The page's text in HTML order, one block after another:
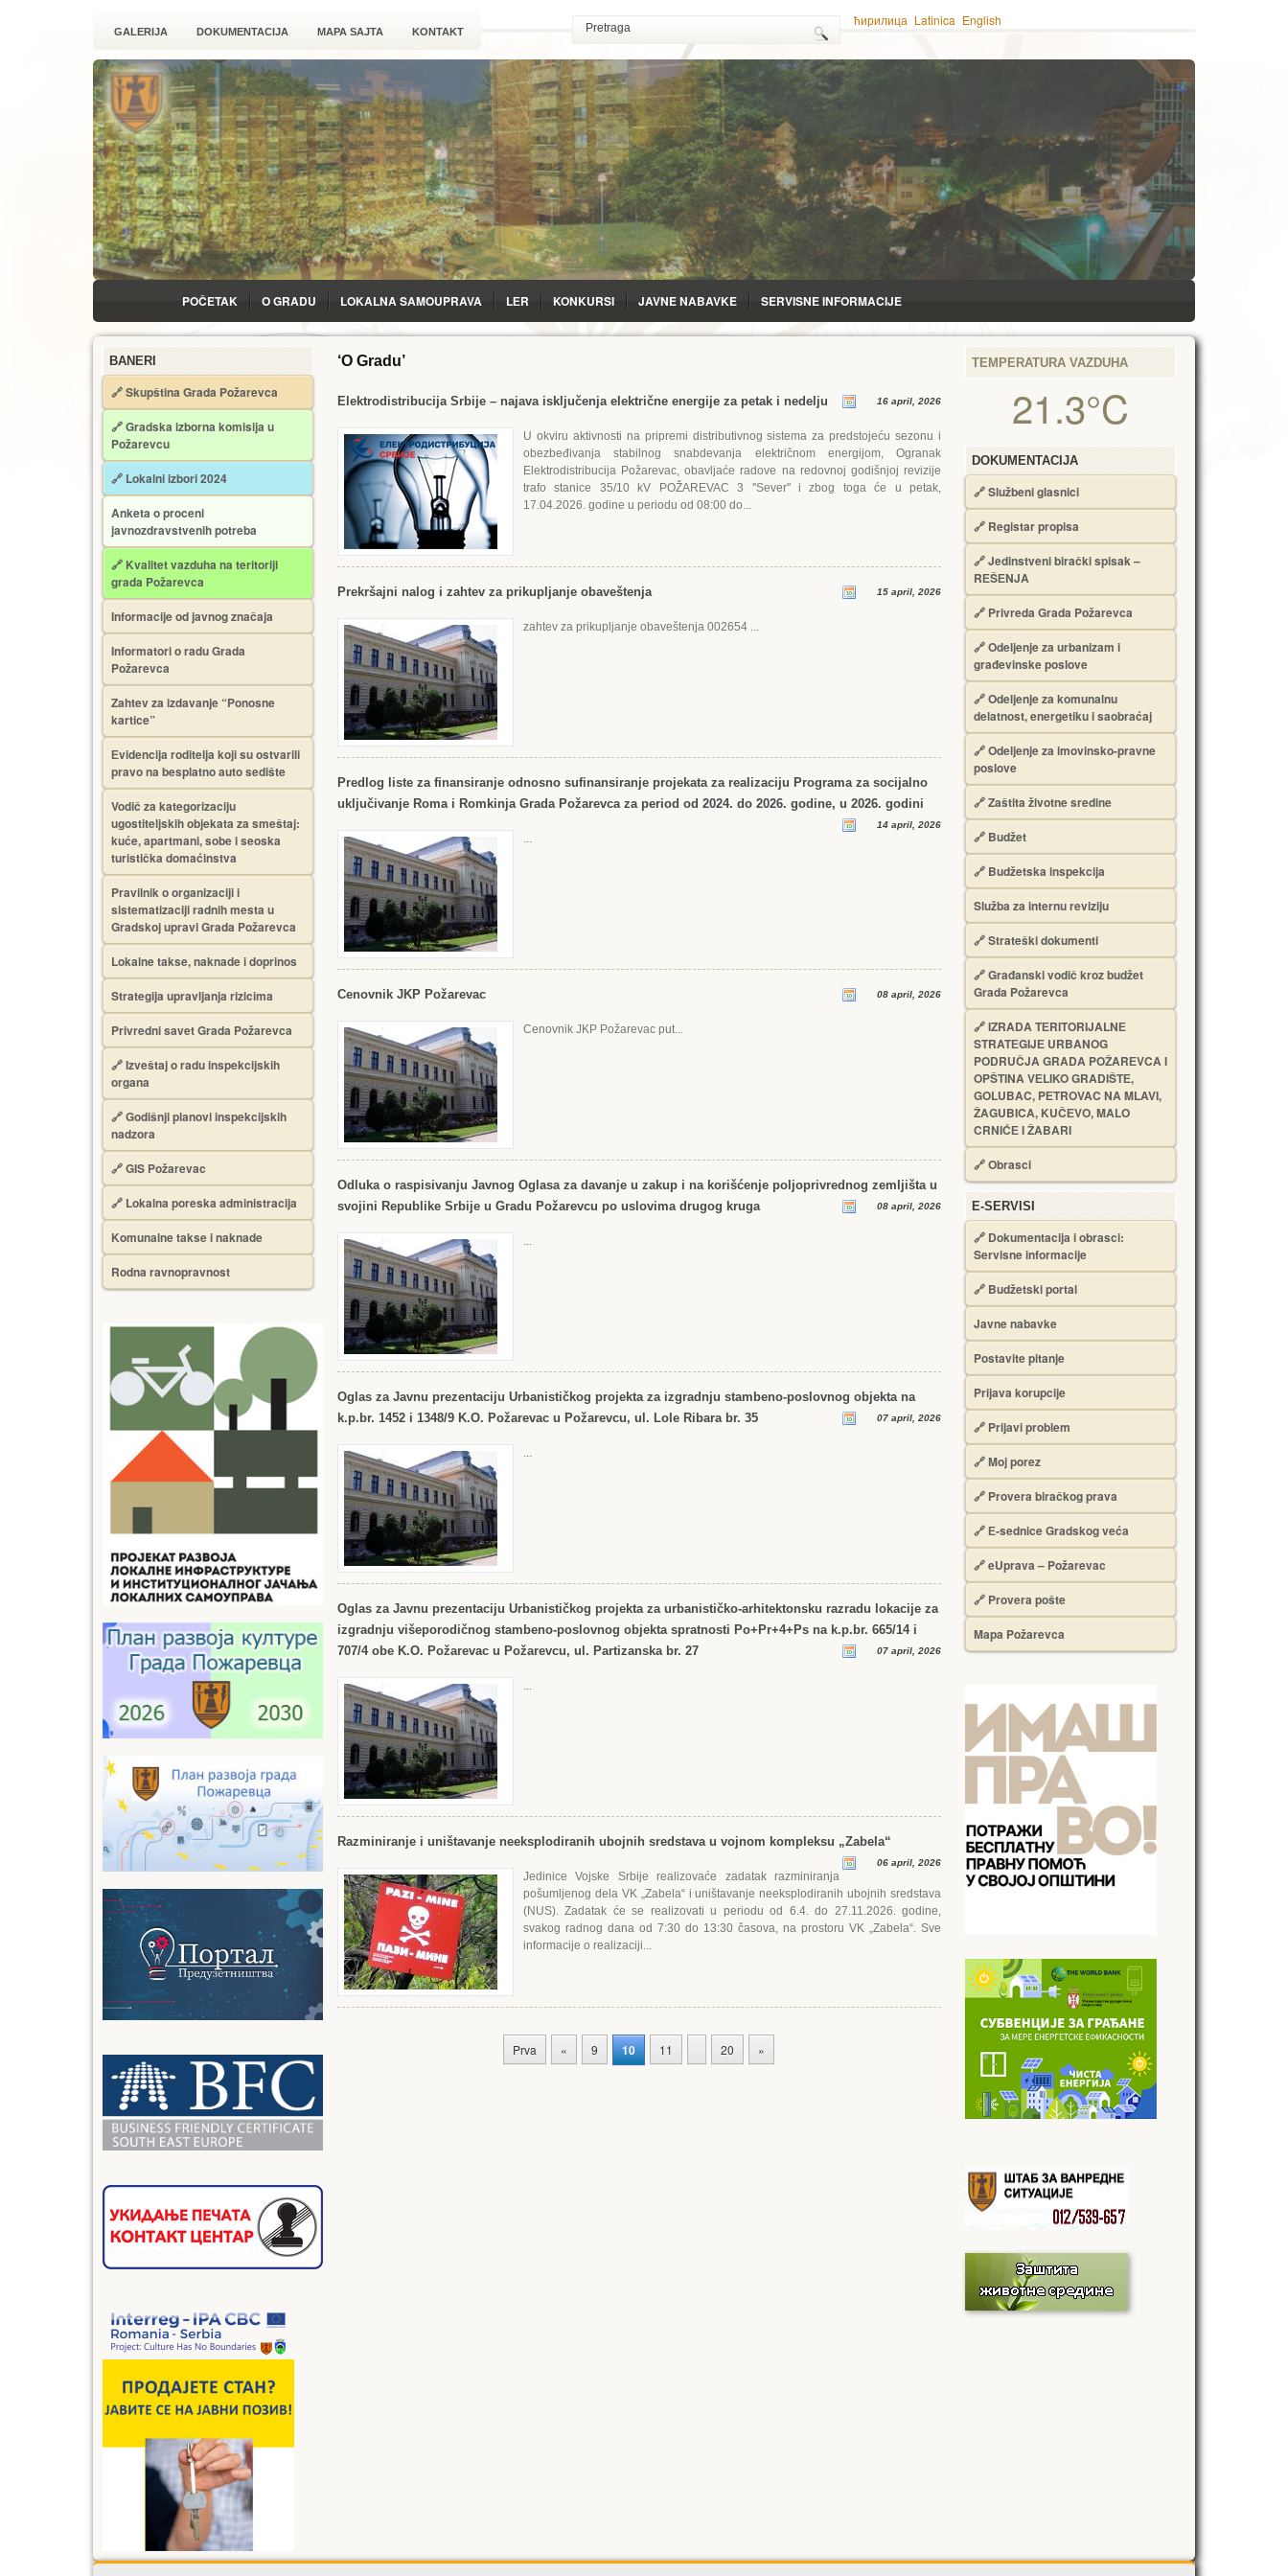
GALERIJA DOKUMENTACIJA MAPA SAJTA KONTAKT
ћирилица Latinica English
POČETAK O GRADU LOKALNA SAMOUPRAVA LЕR KONKURSI JAVNE NABAVKE SERVISNE INFORMACIJE
BANERI
🔗 Skupština Grada Požarevca
🔗Gradska izborna komisija u
Požarevcu
🔗 Lokalni izbori 2024
Anketa o proceni
javnozdravstvenih potreba
🔗 Kvalitet vazduha na teritoriji
grada Požarevca
Informacije od javnog značaja
Informatori o radu Grada
Požarevca
Zahtev za izdavanje “Ponosne
kartice”
Еvidencija roditelja koji su ostvarili
pravo na besplatno auto sedište
Vodič za kategorizaciju
ugostiteljskih objekata za smeštaj:
kuće, apartmani, sobe i seoska
turistička domaćinstva
Pravilnik o organizaciji i
sistematizaciji radnih mesta u
Gradskoj upravi Grada Požarevca
Lokalne takse, naknade i doprinos
Strategija upravljanja rizicima
Privredni savet Grada Požarevca
🔗Izveštaj o radu inspekcijskih
organa
🔗Godišnji planovi inspekcijskih
nadzora
🔗 GIS Požarevac
🔗 Lokalna poreska administracija
Komunalne takse i naknade
Rodna ravnopravnost
‘O Gradu’
Еlektrodistribucija Srbije – najava isključenja električne energije za petak i nedelju 16 april, 2026
U okviru aktivnosti na pripremi distributivnog sistema za predstojeću sezonu i
obezbeđivanja stabilnog snabdevanja električnom energijom, Ogranak
Еlektrodistribucija Požarevac, obavljaće radove na redovnoj godišnjoj revizije
trafo stanice 35/10 kV POŽARЕVAC 3 ''Sever'' i zbog toga će u petak,
17.04.2026. godine u periodu od 08:00 do...
Prekršajni nalog i zahtev za prikupljanje obaveštenja 15 april, 2026
zahtev za prikupljanje obaveštenja 002654 ...
Predlog liste za finansiranje odnosno sufinansiranje projekata za realizaciju Programa za socijalno
uključivanje Roma i Romkinja Grada Požarevca za period od 2024. do 2026. godine, u 2026. godini
14 april, 2026
...
Cenovnik JKP Požarevac 08 april, 2026
Cenovnik JKP Požarevac put...
Odluka o raspisivanju Javnog Oglasa za davanje u zakup i na korišćenje poljoprivrednog zemljišta u
svojini Republike Srbije u Gradu Požarevcu po uslovima drugog kruga
08 april, 2026
...
Oglas za Javnu prezentaciju Urbanističkog projekta za izgradnju stambeno-poslovnog objekta na
k.p.br. 1452 i 1348/9 K.O. Požarevac u Požarevcu, ul. Lole Ribara br. 35
07 april, 2026
...
Oglas za Javnu prezentaciju Urbanističkog projekta za urbanističko-arhitektonsku razradu lokacije za
izgradnju višeporodičnog stambeno-poslovnog objekta spratnosti Po+Pr+4+Ps na k.p.br. 665/14 i
707/4 obe K.O. Požarevac u Požarevcu, ul. Partizanska br. 27
07 april, 2026
...
Razminiranje i uništavanje neeksplodiranih ubojnih sredstava u vojnom kompleksu „Zabela“
06 april, 2026
Jedinice Vojske Srbije realizovaće zadatak razminiranja
pošumljenog dela VK „Zabela“ i uništavanje neeksplodiranih ubojnih sredstava
(NUS). Zadatak će se realizovati u periodu od 6.4. do 27.11.2026. godine,
svakog radnog dana od 7:30 do 13:30 časova, na prostoru VK „Zabela“. Sve
informacije o realizaciji...
Prva « 9 10 11 20 »
TEMPERATURA VAZDUHA
21.3°C
DOKUMENTACIJA
🔗Službeni glasnici
🔗 Registar propisa
🔗Jedinstveni birački spisak –
RЕŠЕNJA
🔗 Privreda Grada Požarevca
🔗Odeljenje za urbanizam i
građevinske poslove
🔗Odeljenje za komunalnu
delatnost, energetiku i saobraćaj
🔗Odeljenje za imovinsko-pravne
poslove
🔗Zaštita životne sredine
🔗 Budžet
🔗 Budžetska inspekcija
Služba za internu reviziju
🔗Strateški dokumenti
🔗Građanski vodič kroz budžet
Grada Požarevca
🔗IZRADA TЕRITORIJALNЕ
STRATЕGIJЕ URBANOG
PODRUČJA GRADA POŽARЕVCA I
OPŠTINA VЕLIKO GRADIŠTЕ,
GOLUBAC, PЕTROVAC NA MLAVI,
ŽAGUBICA, KUČЕVO, MALO
CRNIĆЕ I ŽABARI
🔗Obrasci
Е-SERVISI
🔗 Dokumentacija i obrasci:
Servisne informacije
🔗 Budžetski portal
Javne nabavke
Postavite pitanje
Prijava korupcije
🔗 Prijavi problem
🔗 Moj porez
🔗 Provera biračkog prava
🔗 Е-sednice Gradskog veća
🔗 eUprava – Požarevac
🔗 Provera pošte
Mapa Požarevca